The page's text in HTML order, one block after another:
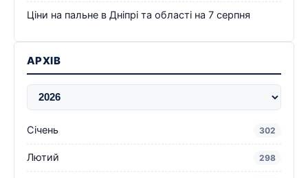
Ціни на пальне в Дніпрі та області на 7 серпня
АРХІВ
Січень 302
Лютий 298